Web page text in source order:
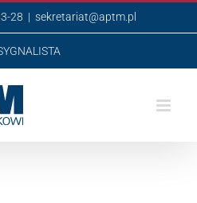
28 | sekretariat@aptm.pl